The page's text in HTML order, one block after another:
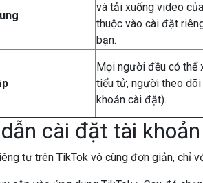
và tải xuống video
thuộc vào cài đặt
bạn.
Mọi người đều có thể
tiểu tử, người theo
khoản cài đặt).
cài đặt tài
tư trên TikTok vô cùng đơn giản, chỉ